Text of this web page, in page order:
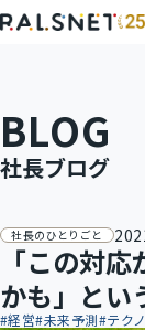
社長ブログ
BLOG
社長のひとりごと
「この対
かも」とい
#経営#未来予測#テク